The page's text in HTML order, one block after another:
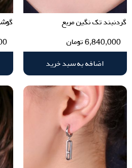
گردنبند تک نگین مربع
6,840,000تومان
اضافه به سبد خرید